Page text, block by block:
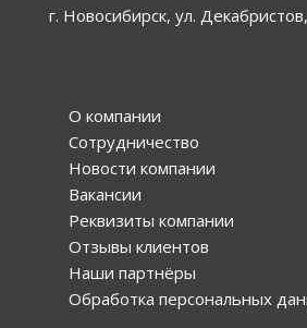
г. Новосибирск, ул.
О компании
Сотрудничество
Новости компании
Вакансии
Реквизиты компании
Отзывы клиентов
Наши партнёры
Обработка персональных